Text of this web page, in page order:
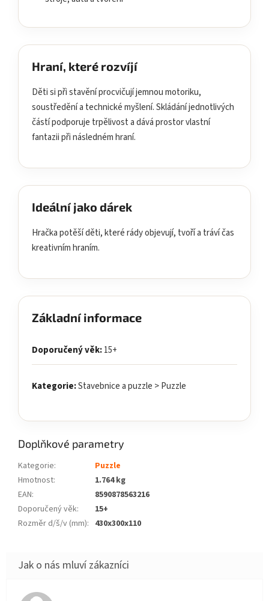
Hraní, které rozvíjí
Děti si při stavění procvičují jemnou motoriku,
soustředění a technické myšlení. Skládání jednotlivých
částí podporuje trpělivost a dává prostor vlastní
fantazii při následném hraní.
Ideální jako dárek
Hračka potěší děti, které rády objevují, tvoří a tráví čas
kreativním hraním.
Základní informace
Doporučený věk:15+
Kategorie:Stavebnice a puzzle > Puzzle
Doplňkové parametry
Kategorie:
Puzzle
Hmotnost:
1.764 kg
EAN:
8590878563216
Doporučený věk:
15+
Rozměr d/š/v (mm): 430x300x110